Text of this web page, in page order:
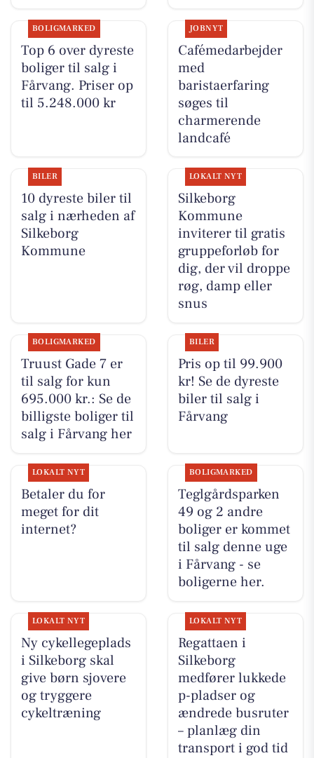
BOLIGMARKED
Top 6 over dyreste
boliger til salg i
Fårvang. Priser op
til 5.248.000 kr
JOBNYT
Cafémedarbejder
med
baristaerfaring
søges til
charmerende
landcafé
BILER
10 dyreste biler til
salg i nærheden af
Silkeborg
Kommune
LOKALT NYT
Silkeborg
Kommune
inviterer til gratis
gruppeforløb for
dig, der vil droppe
røg, damp eller
snus
BOLIGMARKED
Truust Gade 7 er
til salg for kun
695.000 kr.: Se de
billigste boliger til
salg i Fårvang her
BILER
Pris op til 99.900
kr! Se de dyreste
biler til salg i
Fårvang
LOKALT NYT
Betaler du for
meget for dit
internet?
BOLIGMARKED
Teglgårdsparken
49 og 2 andre
boliger er kommet
til salg denne uge
i Fårvang - se
boligerne her.
LOKALT NYT
Ny cykellegeplads
i Silkeborg skal
give børn sjovere
og tryggere
cykeltræning
LOKALT NYT
Regattaen i
Silkeborg
medfører lukkede
p-pladser og
ændrede busruter
– planlæg din
transport i god tid